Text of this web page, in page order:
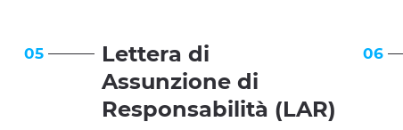
05
Lettera di
Assunzione di
Responsabilità (LAR)
06